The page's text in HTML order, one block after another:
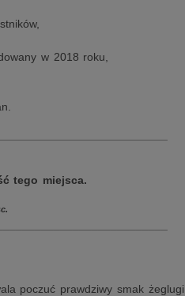
w 2018 roku,
tego miejsca.
poczuć prawdziwy smak żeglugi